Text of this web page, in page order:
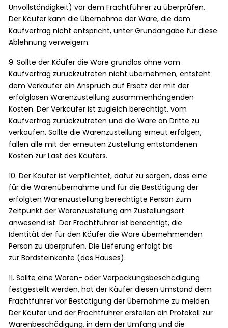
Unvollständigkeit) vor dem Frachtführer zu überprüfen.
Der Käufer kann die Übernahme der Ware, die dem
Kaufvertrag nicht entspricht, unter Grundangabe für diese
Ablehnung verweigern.
9. Sollte der Käufer die Ware grundlos ohne vom
Kaufvertrag zurückzutreten nicht übernehmen, entsteht
dem Verkäufer ein Anspruch auf Ersatz der mit der
erfolglosen Warenzustellung zusammenhängenden
Kosten. Der Verkäufer ist zugleich berechtigt, vom
Kaufvertrag zurückzutreten und die Ware an Dritte zu
verkaufen. Sollte die Warenzustellung erneut erfolgen,
fallen alle mit der erneuten Zustellung entstandenen
Kosten zur Last des Käufers.
10. Der Käufer ist verpflichtet, dafür zu sorgen, dass eine
für die Warenübernahme und für die Bestätigung der
erfolgten Warenzustellung berechtigte Person zum
Zeitpunkt der Warenzustellung am Zustellungsort
anwesend ist. Der Frachtführer ist berechtigt, die
Identität der für den Käufer die Ware übernehmenden
Person zu überprüfen. Die Lieferung erfolgt bis
zur Bordsteinkante (des Hauses).
11. Sollte eine Waren- oder Verpackungsbeschädigung
festgestellt werden, hat der Käufer diesen Umstand dem
Frachtführer vor Bestätigung der Übernahme zu melden.
Der Käufer und der Frachtführer erstellen ein Protokoll zur
Warenbeschädigung, in dem der Umfang und die